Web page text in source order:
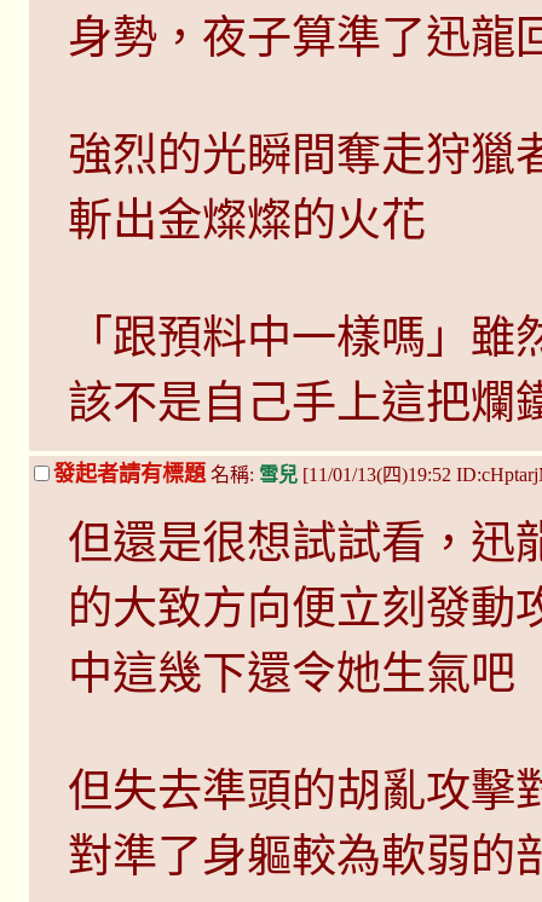
身勢，夜子算準了迅龍
強烈的光瞬間奪走狩獵
斬出金燦燦的火花
「跟預料中一樣嗎」
該不是自己手上這把爛
發起者請有標題 名稱: 雪兒 [11/01/13(四)19:52
但還是很想試試看，迅
的大致方向便立刻發動
中這幾下還令她生氣吧
但失去準頭的胡亂攻擊
對準了身軀較為軟弱的